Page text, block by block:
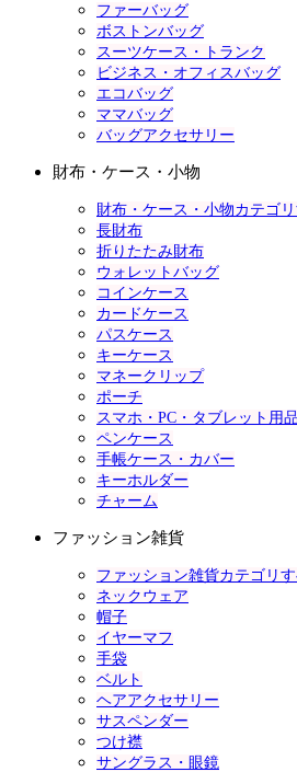
ファーバッグ
ボストンバッグ
スーツケース・トランク
ビジネス・オフィスバッグ
エコバッグ
ママバッグ
バッグアクセサリー
財布・ケース・小物
財布・ケース・小物カテゴ
長財布
折りたたみ財布
ウォレットバッグ
コインケース
カードケース
パスケース
キーケース
マネークリップ
ポーチ
スマホ・PC・タブレット用品
ペンケース
手帳ケース・カバー
キーホルダー
チャーム
ファッション雑貨
ファッション雑貨カテゴリ
ネックウェア
帽子
イヤーマフ
手袋
ベルト
ヘアアクセサリー
サスペンダー
つけ襟
サングラス・眼鏡